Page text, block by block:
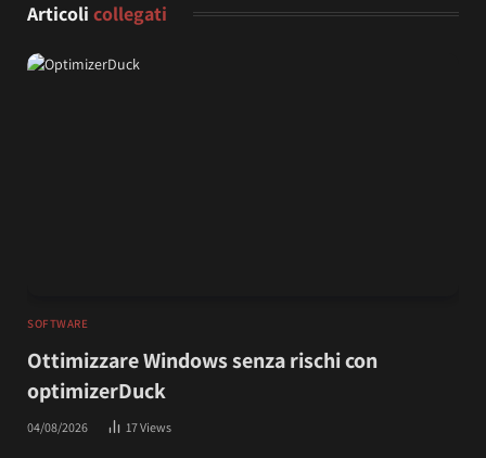
Articoli collegati
SOFTWARE
Ottimizzare Windows senza rischi con
optimizerDuck
04/08/2026 17Views